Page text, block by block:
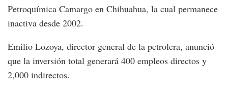
Petroquímica Camargo en Chihuahua, la cual permanece
inactiva desde 2002.
Emilio Lozoya, director general de la petrolera, anunció
que la inversión total generará 400 empleos directos y
2,000 indirectos.